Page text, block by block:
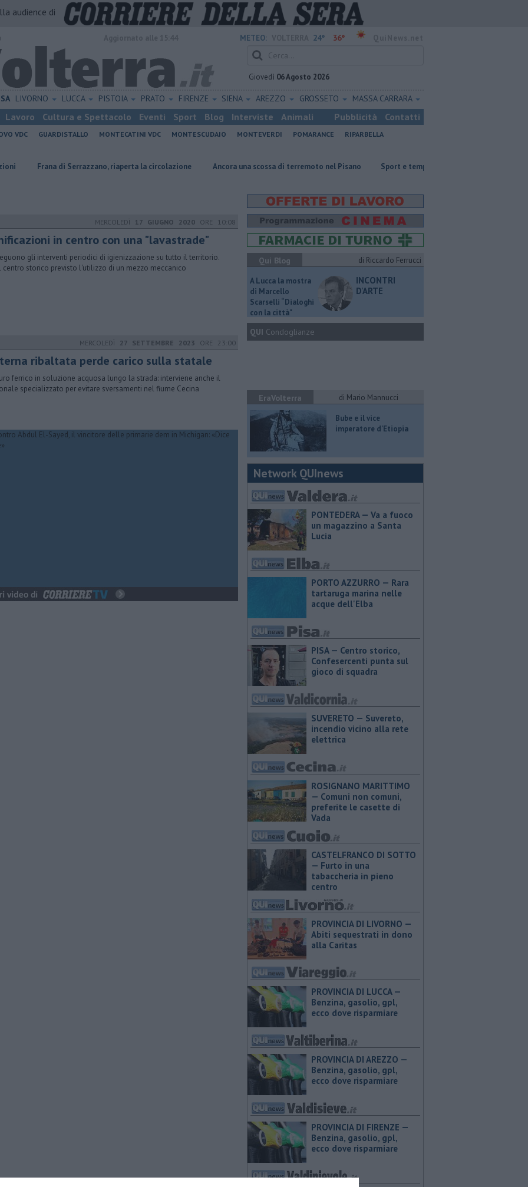
audience di
METEO: 24° 36°
Giovedì 06 Agosto 2026
LIVORNO LUCCA PISTOIA PRATO FIRENZE SIENA AREZZO GROSSETO MASSA CARRARA
Lavoro Cultura e Spettacolo Eventi Sport Blog Interviste Animali Pubblicità Contatti
VDC GUARDISTALLO MONTECATINI VDC MONTESCUDAIO MONTEVERDI POMARANCE
RIPARBELLA
di Serrazzano, riaperta la circolazione Ancora una scossa di terremoto nel Pisano Sport e tempo libero, ecco le palestre a cielo aperto
MERCOLEDÌ 17 GIUGNO 2020 ORE 10:08
in centro con una "lavastrade"
gli interventi periodici di igienizzazione su tutto il territorio.
centro storico previsto l'utilizzo di un mezzo meccanico
MERCOLEDÌ 27 SETTEMBRE 2023 ORE 23:00
ribaltata perde carico sulla statale
ferrico in soluzione acquosa lungo la strada: interviene anche il
specializzato per evitare sversamenti nel fiume Cecina
Qui Blog di Riccardo Ferrucci
A Lucca la mostra
di Marcello
Scarselli “Dialoghi
con la città"
INCONTRI
D'ARTE
QUI Condoglianze
EraVolterra di Mario Mannucci
​Bube e il vice
imperatore d'Etiopia
Network QUInews
PONTEDERA — Va a fuoco
un magazzino a Santa
Lucia
PORTO AZZURRO — Rara
tartaruga marina nelle
acque dell'Elba
PISA — Centro storico,
Confesercenti punta sul
gioco di squadra
SUVERETO — Suvereto,
incendio vicino alla rete
elettrica
ROSIGNANO MARITTIMO
— Comuni non comuni,
preferite le casette di
Vada
CASTELFRANCO DI SOTTO
— Furto in una
tabaccheria in pieno
centro
PROVINCIA DI LIVORNO —
Abiti sequestrati in dono
alla Caritas
PROVINCIA DI LUCCA — ​
Benzina, gasolio, gpl,
ecco dove risparmiare
PROVINCIA DI AREZZO — ​
Benzina, gasolio, gpl,
ecco dove risparmiare
PROVINCIA DI FIRENZE — ​
Benzina, gasolio, gpl,
ecco dove risparmiare